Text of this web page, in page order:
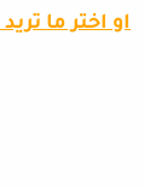
او اختر ما